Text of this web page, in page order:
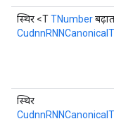
स्थिर <TTNumber
स्थिर